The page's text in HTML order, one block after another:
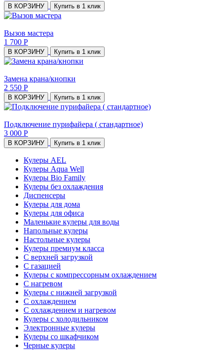
В КОРЗИНУ Купить в 1 клик
Вызов мастера
1 700 Р
В КОРЗИНУ Купить в 1 клик
Замена крана/кнопки
2 550 Р
В КОРЗИНУ Купить в 1 клик
Подключение пурифайера ( стандартное)
3 000 Р
В КОРЗИНУ Купить в 1 клик
Кулеры AEL
Кулеры Aqua Well
Кулеры Bio Family
Кулеры без охлаждения
Диспенсеры
Кулеры для дома
Кулеры для офиса
Маленькие кулеры для воды
Напольные кулеры
Настольные кулеры
Кулеры премиум класса
С верхней загрузкой
С газацией
Кулеры с компрессорным охлаждением
С нагревом
Кулеры с нижней загрузкой
С охлаждением
С охлаждением и нагревом
Кулеры с холодильником
Электронные кулеры
Кулеры со шкафчиком
Черные кулеры